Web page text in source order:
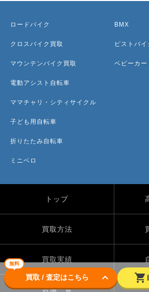
無料
買取 / 査定はこちら keyboard_arrow_down shopping_cart
ロードバイク
クロスバイク買取
マウンテンバイク買取
電動アシスト自転車
ママチャリ・シティサイクル
子ども用自転車
折りたたみ自転車
ミニベロ
BMX
ピストバイ
ベビーカー
トップ
買取方法
買取実績
店舗一覧